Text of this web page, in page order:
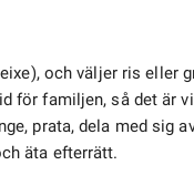
och väljer ris eller
för familjen, så det är
prata, dela med sig
äta efterrätt.